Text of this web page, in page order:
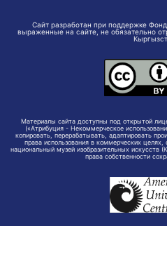
Сайт разработан при поддержке
выраженные на сайте, не обязательно
Материалы сайта доступны под открытой
(«Атрибуция - Некоммерческое
копировать, перерабатывать, адаптировать
права использования в коммерческих
национальный музей изобразительных
права собственности